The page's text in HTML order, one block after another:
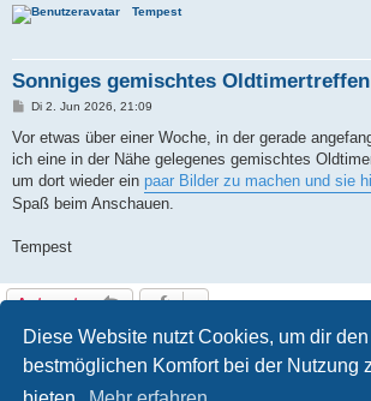
Diese Website nutzt Cookies, um dir den
bestmöglichen Komfort bei der Nutzung
Tempest
Sonniges gemischtes
B
i
r
a
Di 2. Jun 2026, 21:09
Vor etwas über einer Woche, in der gerade
ich eine in der Nähe gelegenes gemischtes
um dort wieder ein paar Bilder zu machen und sie
Spaß beim Anschauen.
Tempest
Antworten
1 Beitrag • Seite1von 1